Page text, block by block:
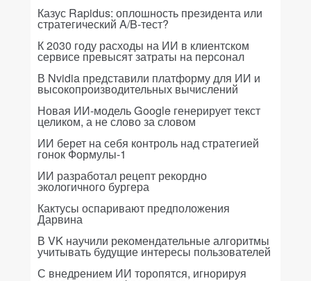
Казус Rapidus: оплошность президента или
стратегический A/B-тест?
К 2030 году расходы на ИИ в клиентском
сервисе превысят затраты на персонал
В Nvidia представили платформу для ИИ и
высокопроизводительных вычислений
Новая ИИ-модель Google генерирует текст
целиком, а не слово за словом
ИИ берет на себя контроль над стратегией
гонок Формулы-1
ИИ разработал рецепт рекордно
экологичного бургера
Кактусы оспаривают предположения
Дарвина
В VK научили рекомендательные алгоритмы
учитывать будущие интересы пользователей
С внедрением ИИ торопятся, игнорируя